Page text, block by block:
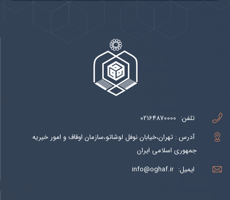
تلفن: 02164870000
آدرس : تهران،خیابان نوفل لوشاتو،سازمان اوقاف و امور خیریه
جمهوری اسلامی ایران
ایمیل: info@oghaf.ir